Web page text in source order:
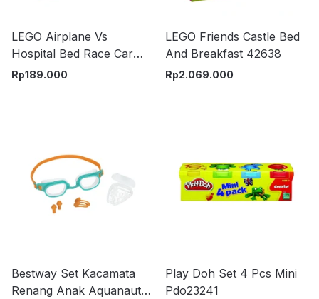
LEGO Airplane Vs
Hospital Bed Race Car
Pack
Rp189.000
LEGO Friends Castle Bed
And Breakfast 42638
Rp2.069.000
Bestway Set Kacamata
Renang Anak Aquanaut
Play Doh Set 4 Pcs Mini
Pdo23241